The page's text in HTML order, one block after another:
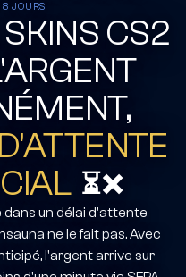
JOURS
CS2
⏳❌
un délai d'attente
ne le fait pas. Avec
l'argent arrive sur